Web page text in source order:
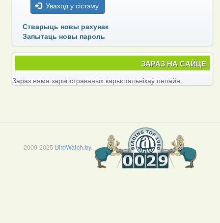
Уваход у сістэму
Стварыць новы рахунак
Запытаць новы пароль
ЗАРАЗ НА САЙЦЕ
Зараз няма зарэгістраваных карыстальнікаў онлайн.
2009-2025 BirdWatch.by.